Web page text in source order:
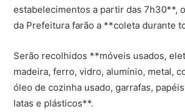
estabelecimentos a partir das 7h30**,
da Prefeitura farão a **coleta durante
Serão recolhidos **móveis usados,
madeira, ferro, vidro, alumínio, metal,
óleo de cozinha usado, garrafas,
latas e plásticos**.